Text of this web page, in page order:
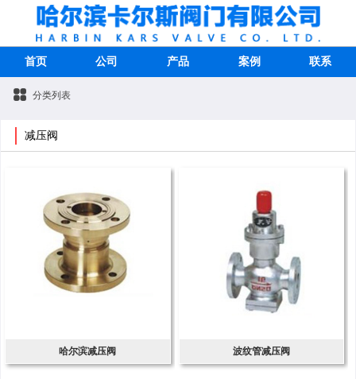
首页 公司 产品 案例 联系
分类列表
减压阀
哈尔滨减压阀 波纹管减压阀